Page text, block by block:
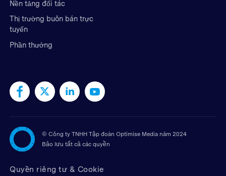
Nền tảng đối tác
Thị trường buôn bán trực
tuyến
Phần thưởng
© Công ty TNHH Tập đoàn Optimise Media năm 2024
Bảo lưu tất cả các quyền
Quyền riêng tư & Cookie